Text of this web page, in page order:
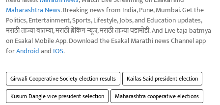
Maharashtra News. Breaking news from India, Pune, Mumbai. Get the
Politics, Entertainment, Sports, Lifestyle, Jobs, and Education updates,
मराठी ताज्या बातम्या, मराठी ब्रेकिंग न्यूज, मराठी ताज्या घडामोडी. And Live taja batmya
on Esakal Mobile App. Download the Esakal Marathi news Channel app
forAndroidand IOS.
Girwali Cooperative Society election results
Kailas Said president election
Kusum Dangle vice president selection
Maharashtra cooperative elections